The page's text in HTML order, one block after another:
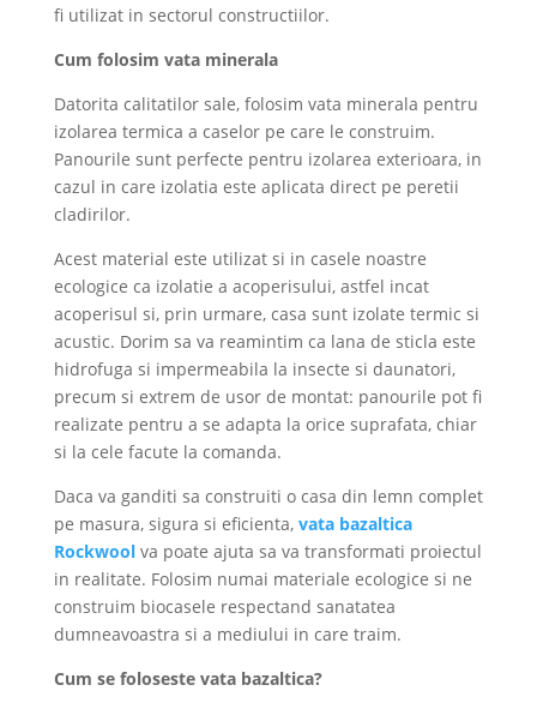
fi utilizat in sectorul constructiilor.
Cum folosim vata minerala
Datorita calitatilor sale, folosim vata minerala pentru
izolarea termica a caselor pe care le construim.
Panourile sunt perfecte pentru izolarea exterioara, in
cazul in care izolatia este aplicata direct pe peretii
cladirilor.
Acest material este utilizat si in casele noastre
ecologice ca izolatie a acoperisului, astfel incat
acoperisul si, prin urmare, casa sunt izolate termic si
acustic. Dorim sa va reamintim ca lana de sticla este
hidrofuga si impermeabila la insecte si daunatori,
precum si extrem de usor de montat: panourile pot fi
realizate pentru a se adapta la orice suprafata, chiar
si la cele facute la comanda.
Daca va ganditi sa construiti o casa din lemn complet
pe masura, sigura si eficienta, vata bazaltica
Rockwoolva poate ajuta sa va transformati proiectul
in realitate. Folosim numai materiale ecologice si ne
construim biocasele respectand sanatatea
dumneavoastra si a mediului in care traim.
Cum se foloseste vata bazaltica?